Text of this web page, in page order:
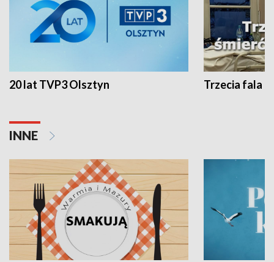
20 lat TVP3 Olsztyn Trzecia fala -
INNE